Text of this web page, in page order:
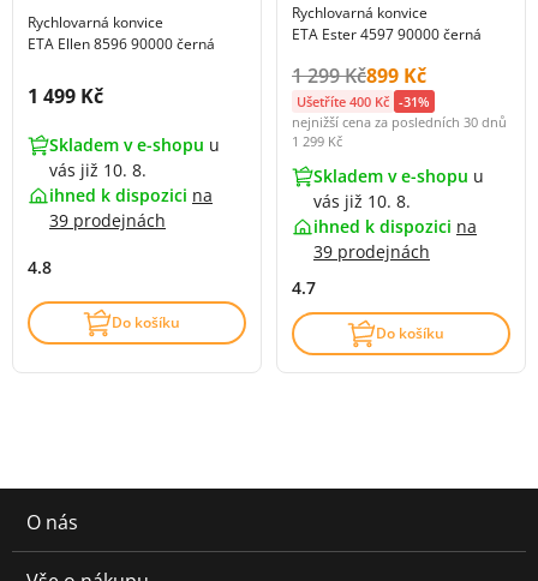
Rychlovarná konvice
ETA Ellen 8596 90000 černá
Cena s DPH:
1 499 Kč
Skladem v e-shopu u
vás již 10. 8.
ihned k dispozici na
39 prodejnách
4.8
Do košíku
Rychlovarná konvice
ETA Ester 4597 90000 černá
Původní cena s DPH:
1 299 KčCena s DPH:
899 Kč
Ušetříte 400 Kč -31%
nejnižší cena za posledních 30 dnů
1 299 Kč
Skladem v e-shopu u
vás již 10. 8.
ihned k dispozici na
39 prodejnách
4.7
Do košíku
O nás